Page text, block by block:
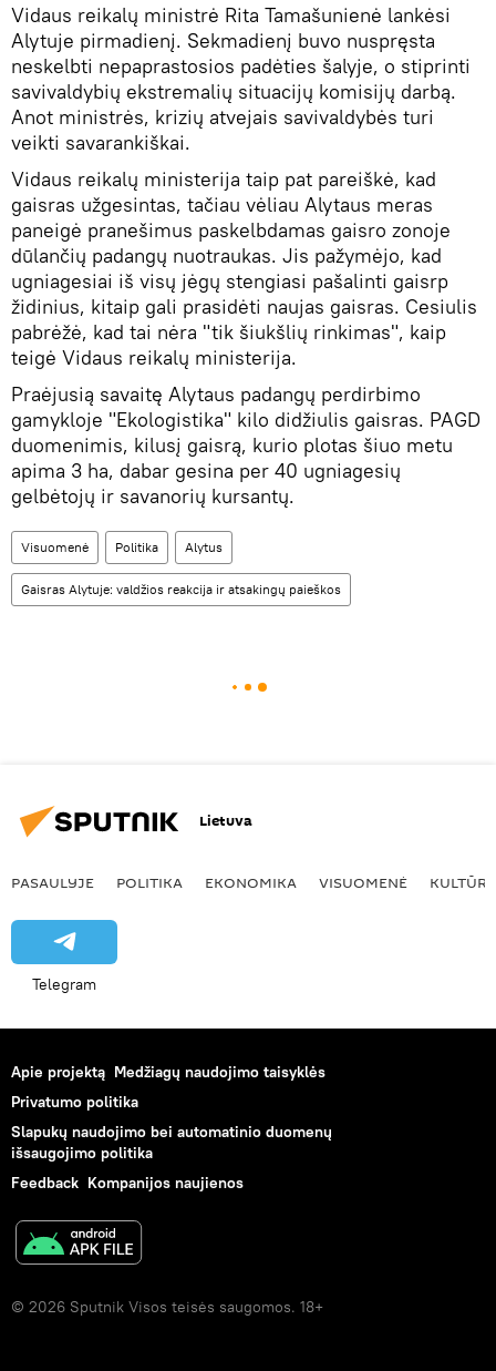
Vidaus reikalų ministrė Rita Tamašunienė lankėsi
Alytuje pirmadienį. Sekmadienį buvo nuspręsta
neskelbti nepaprastosios padėties šalyje, o stiprinti
savivaldybių ekstremalių situacijų komisijų darbą.
Anot ministrės, krizių atvejais savivaldybės turi
veikti savarankiškai.
Vidaus reikalų ministerija taip pat pareiškė, kad
gaisras užgesintas, tačiau vėliau Alytaus meras
paneigė pranešimus paskelbdamas gaisro zonoje
dūlančių padangų nuotraukas. Jis pažymėjo, kad
ugniagesiai iš visų jėgų stengiasi pašalinti gaisrp
židinius, kitaip gali prasidėti naujas gaisras. Cesiulis
pabrėžė, kad tai nėra "tik šiukšlių rinkimas", kaip
teigė Vidaus reikalų ministerija.
Praėjusią savaitę Alytaus padangų perdirbimo
gamykloje "Ekologistika" kilo didžiulis gaisras. PAGD
duomenimis, kilusį gaisrą, kurio plotas šiuo metu
apima 3 ha, dabar gesina per 40 ugniagesių
gelbėtojų ir savanorių kursantų.
Visuomenė Politika Alytus
Gaisras Alytuje: valdžios reakcija ir atsakingų paieškos
Lietuva
PASAULYJE POLITIKA EKONOMIKA VISUOMENĖ KULTŪRA
Telegram
Apie projektą Medžiagų naudojimo taisyklės
Privatumo politika
Slapukų naudojimo bei automatinio duomenų
išsaugojimo politika
Feedback Kompanijos naujienos
© 2026 Sputnik Visos teisės saugomos. 18+